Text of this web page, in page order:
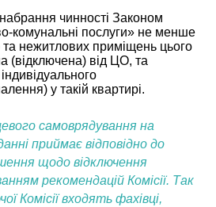
чинності Законом
комунальні послуги» не менше
нежитлових приміщень цього
(відключена) від ЦО, та
у такій квартирі.
самоврядування на
приймає відповідно до
щодо відключення
рекомендацій Комісії. Так
Комісії входять фахівці,